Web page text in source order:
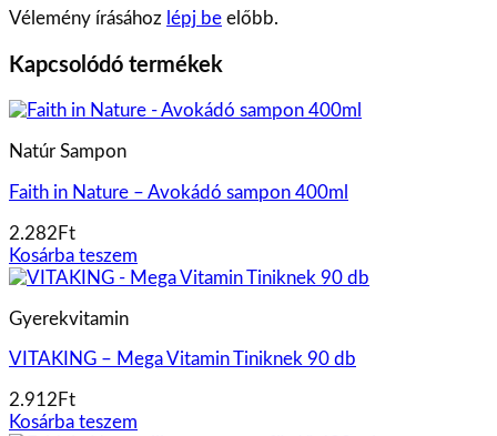
Vélemény írásához lépj be előbb.
Kapcsolódó termékek
Natúr Sampon
Faith in Nature – Avokádó sampon 400ml
2.282 Ft
Kosárba teszem
Gyerekvitamin
VITAKING – Mega Vitamin Tiniknek 90 db
2.912 Ft
Kosárba teszem